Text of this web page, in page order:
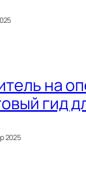
на
гид
2025